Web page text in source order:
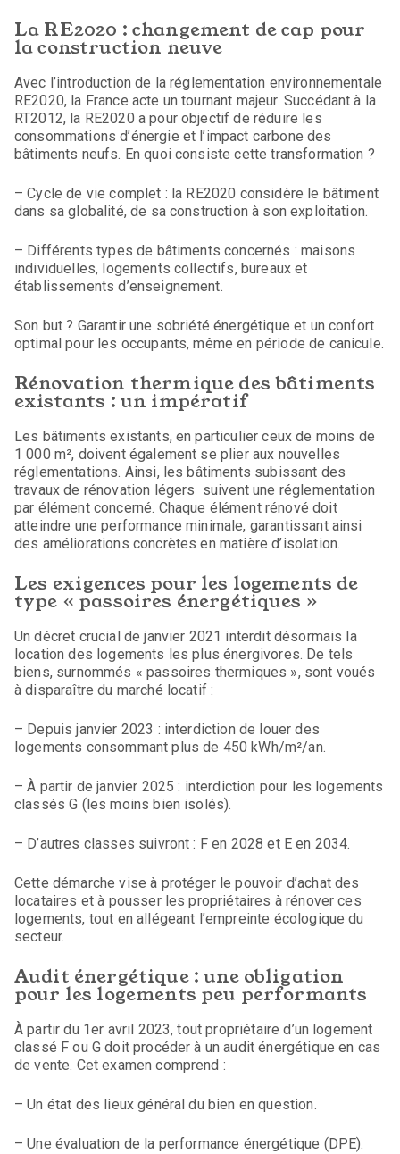
La RE2020 : changement de cap pour
la construction neuve
Avec l’introduction de la réglementation environnementale
RE2020, la France acte un tournant majeur. Succédant à la
RT2012, la RE2020 a pour objectif de réduire les
consommations d’énergie et l’impact carbone des
bâtiments neufs. En quoi consiste cette transformation ?
– Cycle de vie complet : la RE2020 considère le bâtiment
dans sa globalité, de sa construction à son exploitation.
– Différents types de bâtiments concernés : maisons
individuelles, logements collectifs, bureaux et
établissements d’enseignement.
Son but ? Garantir une sobriété énergétique et un confort
optimal pour les occupants, même en période de canicule.
Rénovation thermique des bâtiments
existants : un impératif
Les bâtiments existants, en particulier ceux de moins de
1 000 m², doivent également se plier aux nouvelles
réglementations. Ainsi, les bâtiments subissant des
travaux de rénovation légers suivent une réglementation
par élément concerné. Chaque élément rénové doit
atteindre une performance minimale, garantissant ainsi
des améliorations concrètes en matière d’isolation.
Les exigences pour les logements de
type « passoires énergétiques »
Un décret crucial de janvier 2021 interdit désormais la
location des logements les plus énergivores. De tels
biens, surnommés « passoires thermiques », sont voués
à disparaître du marché locatif :
– Depuis janvier 2023 : interdiction de louer des
logements consommant plus de 450 kWh/m²/an.
– À partir de janvier 2025 : interdiction pour les logements
classés G (les moins bien isolés).
– D’autres classes suivront : F en 2028 et E en 2034.
Cette démarche vise à protéger le pouvoir d’achat des
locataires et à pousser les propriétaires à rénover ces
logements, tout en allégeant l’empreinte écologique du
secteur.
Audit énergétique : une obligation
pour les logements peu performants
À partir du 1er avril 2023, tout propriétaire d’un logement
classé F ou G doit procéder à un audit énergétique en cas
de vente. Cet examen comprend :
– Un état des lieux général du bien en question.
– Une évaluation de la performance énergétique (DPE).